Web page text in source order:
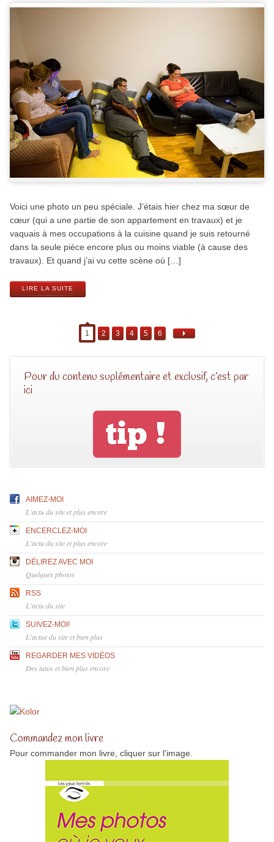
Voici une photo un peu spéciale. J’étais hier chez ma sœur de
cœur (qui a une partie de son appartement en travaux) et je
vaquais à mes occupations à la cuisine quand je suis retourné
dans la seule pièce encore plus ou moins viable (à cause des
travaux). Et quand j’ai vu cette scène où […]
LIRE LA SUITE
1 2 3 4 5 6
Pour du contenu suplémentaire et exclusif, c’est par
ici
AIMEZ-MOI
L'actu du site et plus encore
ENCERCLEZ-MOI
L'actu du site et plus encore
DÉLIREZ AVEC MOI
Quelques photos
RSS
L'actu du site
SUIVEZ-MOI!
L'actue du site et bien plus
REGARDER MES VIDÉOS
Des tutos et bien plus encore
Commandez mon livre
Pour commander mon livre, cliquer sur l'image.